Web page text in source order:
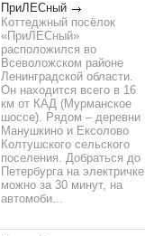
ПриЛЕСный
Коттеджный посёлок
«ПриЛЕСный»
расположился во
Всеволожском районе
Ленинградской области.
Он находится всего в 16
км от КАД (Мурманское
шоссе). Рядом – деревни
Манушкино и Ексолово
Колтушского сельского
поселения. Добраться до
Петербурга на электричке
можно за 30 минут, на
автомоби...